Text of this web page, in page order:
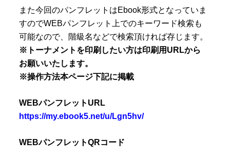
また今回のパンフレットはEbook形式となっていま
すのでWEBパンフレット上でのキーワード検索も
可能なので、階級名などで検索頂ければ存じます。
※トーナメントを印刷したい方は印刷用URLから
お願いいたします。
※操作方法本ページ下記に掲載
WEBパンフレットURL
https://my.ebook5.net/u/Lgn5hv/
WEBパンフレットQRコード